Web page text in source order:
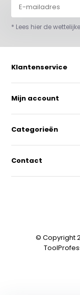
* Lees hier de
Klantenservice
Mijn account
Categorieën
Contact
© Copyright